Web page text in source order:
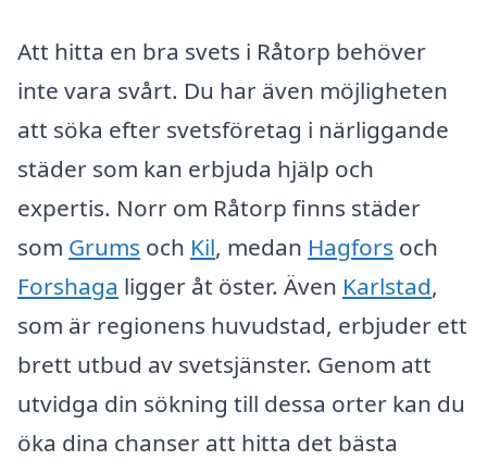
Att hitta en bra svets i Råtorp behöver
inte vara svårt. Du har även möjligheten
att söka efter svetsföretag i närliggande
städer som kan erbjuda hjälp och
expertis. Norr om Råtorp finns städer
som Grums och Kil, medan Hagfors och
Forshaga ligger åt öster. Även Karlstad,
som är regionens huvudstad, erbjuder ett
brett utbud av svetsjänster. Genom att
utvidga din sökning till dessa orter kan du
öka dina chanser att hitta det bästa